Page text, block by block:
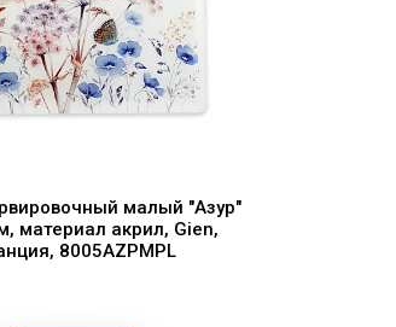
малый "Азур"
материал акрил, Gien,
8005AZPMPL